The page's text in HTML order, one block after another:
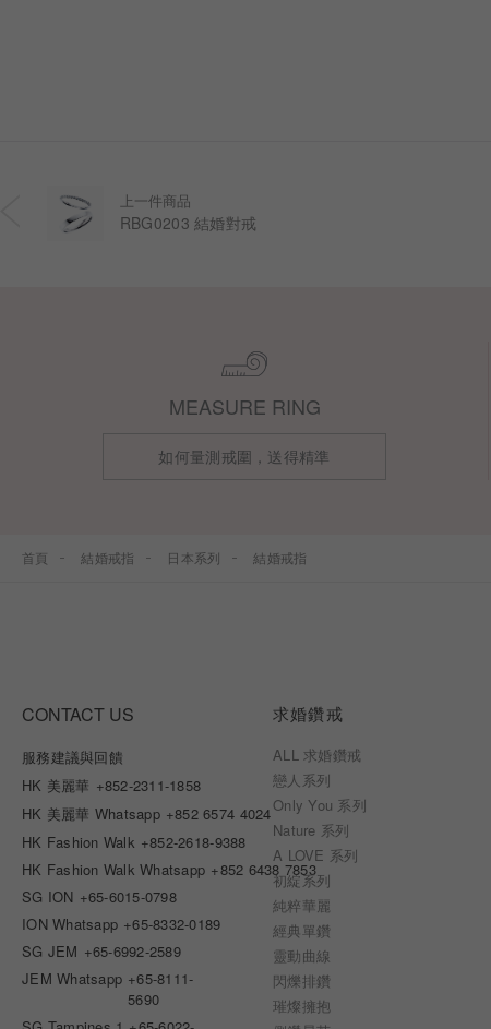
上一件商品
RBG0203 結婚對戒
MEASURE RING
如何量測戒圍，送得精準
首頁 結婚戒指 日本系列 結婚戒指
CONTACT US
服務建議與回饋
HK 美麗華 +852-2311-1858
HK 美麗華 Whatsapp +852 6574 4024
HK Fashion Walk +852-2618-9388
HK Fashion Walk Whatsapp +852 6438 7853
SG ION +65-6015-0798
ION Whatsapp +65-8332-0189
SG JEM +65-6992-2589
JEM Whatsapp +65-8111-
5690
求婚鑽戒
ALL 求婚鑽戒
戀人系列
Only You 系列
Nature 系列
A LOVE 系列
初綻系列
純粹華麗
經典單鑽
靈動曲線
閃爍排鑽
璀燦擁抱